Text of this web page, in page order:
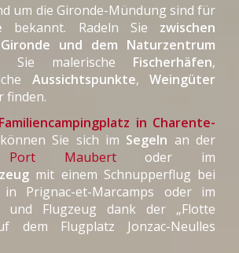
um die Gironde-Mündung sind für
bekannt. Radeln Sie zwischen
und dem Naturzentrum
malerische Fischerhäfen,
Aussichtspunkte, Weingüter
finden.
Familiencampingplatz in Charente-
Sie sich im Segeln an der
Port Maubertoder im
mit einem Schnupperflug bei
in Prignac-et-Marcamps oder im
und Flugzeug dank der „Flotte
dem Flugplatz Jonzac-Neulles